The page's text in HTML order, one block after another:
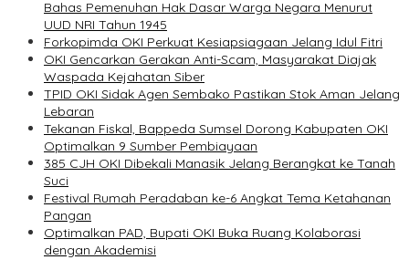
Bahas Pemenuhan Hak Dasar Warga Negara Menurut
UUD NRI Tahun 1945
Forkopimda OKI Perkuat Kesiapsiagaan Jelang Idul Fitri
OKI Gencarkan Gerakan Anti-Scam, Masyarakat Diajak
Waspada Kejahatan Siber
TPID OKI Sidak Agen Sembako Pastikan Stok Aman Jelang
Lebaran
Tekanan Fiskal, Bappeda Sumsel Dorong Kabupaten OKI
Optimalkan 9 Sumber Pembiayaan
385 CJH OKI Dibekali Manasik Jelang Berangkat ke Tanah
Suci
Festival Rumah Peradaban ke-6 Angkat Tema Ketahanan
Pangan
Optimalkan PAD, Bupati OKI Buka Ruang Kolaborasi
dengan Akademisi